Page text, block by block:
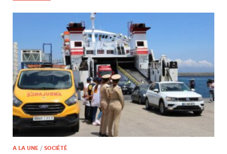
A LA UNE / SOCIÉTÉ